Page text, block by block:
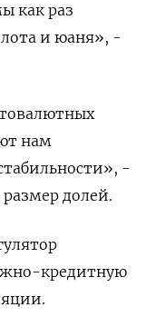
как раз
и юаня», -
нам
-
долей.
кредитную